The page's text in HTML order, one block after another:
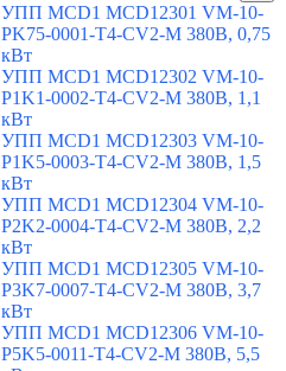
УПП MCD1 MCD12301 VM-10-
PK75-0001-T4-CV2-M 380В, 0,75
кВт
УПП MCD1 MCD12302 VM-10-
P1K1-0002-T4-CV2-M 380В, 1,1
кВт
УПП MCD1 MCD12303 VM-10-
P1K5-0003-T4-CV2-M 380В, 1,5
кВт
УПП MCD1 MCD12304 VM-10-
P2K2-0004-T4-CV2-M 380В, 2,2
кВт
УПП MCD1 MCD12305 VM-10-
P3K7-0007-T4-CV2-M 380В, 3,7
кВт
УПП MCD1 MCD12306 VM-10-
P5K5-0011-T4-CV2-M 380В, 5,5